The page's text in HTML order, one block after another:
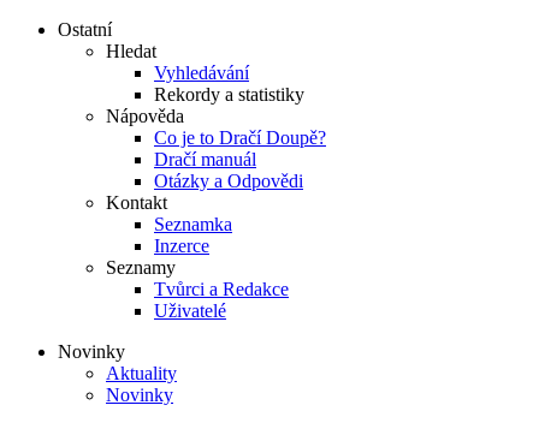
Ostatní
Hledat
Vyhledávání
Rekordy a statistiky
Nápověda
Co je to Dračí Doupě?
Dračí manuál
Otázky a Odpovědi
Kontakt
Seznamka
Inzerce
Seznamy
Tvůrci a Redakce
Uživatelé
Novinky
Aktuality
Novinky